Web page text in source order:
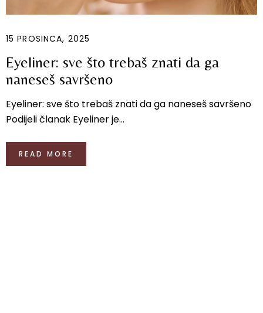
15 PROSINCA, 2025
Eyeliner: sve što trebaš znati da ga
naneseš savršeno
Eyeliner: sve što trebaš znati da ga naneseš savršeno
Podijeli članak Eyeliner je...
READ MORE